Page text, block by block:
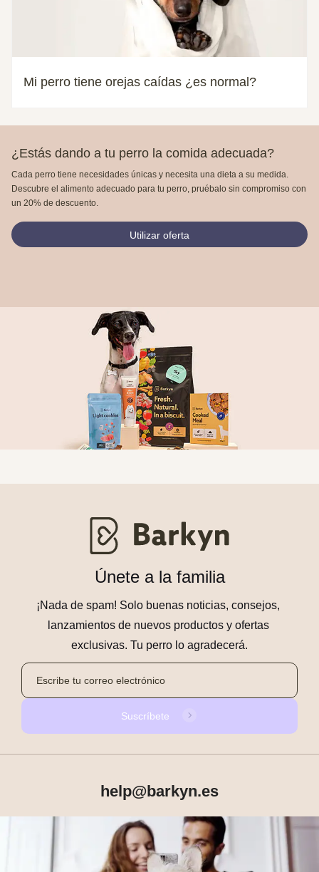
Mi perro tiene orejas caídas ¿es normal?
¿Estás dando a tu perro la comida adecuada?
Cada perro tiene necesidades únicas y necesita una dieta a su medida.
Descubre el alimento adecuado para tu perro, pruébalo sin compromiso con
un 20% de descuento.
Utilizar oferta
Únete a la familia
¡Nada de spam! Solo buenas noticias, consejos,
lanzamientos de nuevos productos y ofertas
exclusivas. Tu perro lo agradecerá.
Suscríbete
help@barkyn.es